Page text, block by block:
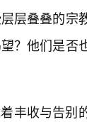
层叠叠的宗
？他们是否
丰收与告别